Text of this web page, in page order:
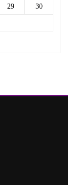
29 30